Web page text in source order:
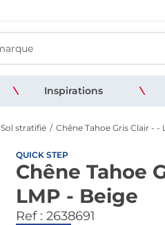
Inspirations
Sol stratifié Chêne Tahoe Gris Clair - -
QUICK STEP
Chêne Tahoe
LMP - Beige
Ref : 2638691